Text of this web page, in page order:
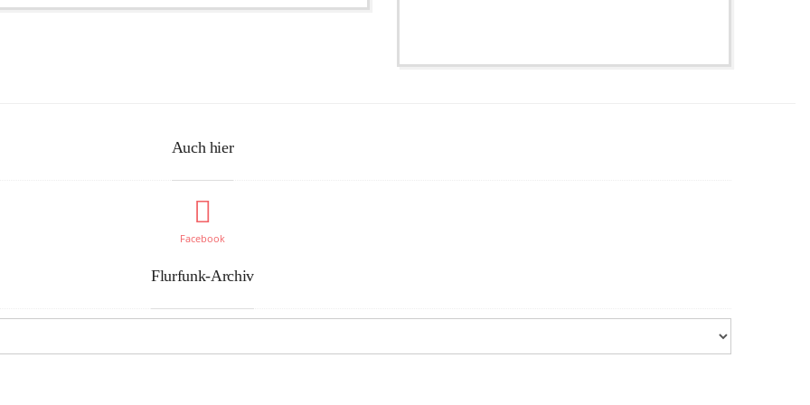
Auch hier
Facebook
Flurfunk-Archiv